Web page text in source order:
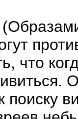
что
поиску